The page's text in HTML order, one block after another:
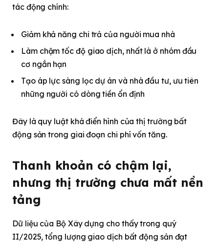
tác động chính:
Giảm khả năng chi trả của người mua nhà
Làm chậm tốc độ giao dịch, nhất là ở nhóm đầu
cơ ngắn hạn
Tạo áp lực sàng lọc dự án và nhà đầu tư, ưu tiên
những người có dòng tiền ổn định
Đây là quy luật khá điển hình của thị trường bất
động sản trong giai đoạn chi phí vốn tăng.
Thanh khoản có chậm lại,
nhưng thị trường chưa mất nền
tảng
Dữ liệu của Bộ Xây dựng cho thấy trong quý
II/2025, tổng lượng giao dịch bất động sản đạt